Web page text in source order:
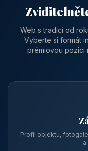
Web s tradicí od
Vyberte si formát
prémiovou pozici
Profil objektu,
a